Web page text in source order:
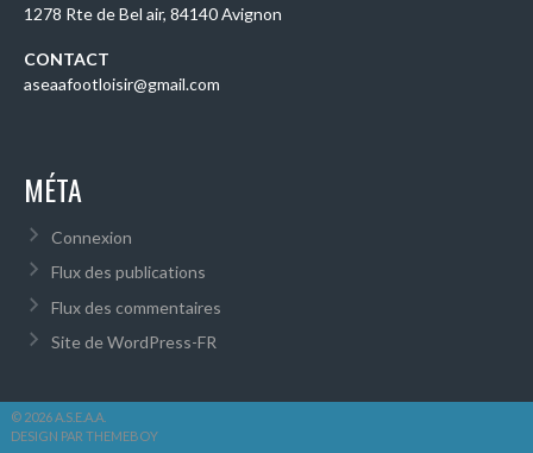
1278 Rte de Bel air, 84140 Avignon
CONTACT
aseaafootloisir@gmail.com
MÉTA
Connexion
Flux des publications
Flux des commentaires
Site de WordPress-FR
© 2026 A.S.E.A.A.
DESIGN PAR THEMEBOY